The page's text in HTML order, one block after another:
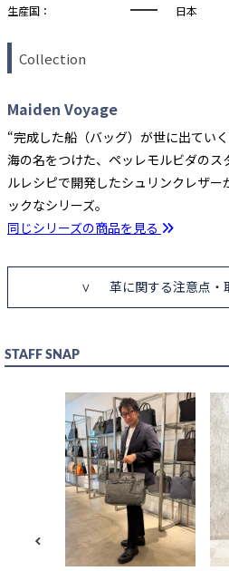
生産国：
日本
Collection
Maiden Voyage
“完成した船（バッグ）が世に出てい
海の名をつけた、ペッレモルビダのス
ルレシピで開発したシュリンクレザ
ックなシリーズ。
同じシリーズの商品を見る
革に関する注意点・
STAFF SNAP